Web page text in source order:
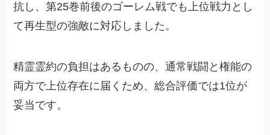
抗し、第25巻前後のゴーレム戦でも上位戦力とし
て再生型の強敵に対応しました。
精霊霊約の負担はあるものの、通常戦闘と権能の
両方で上位存在に届くため、総合評価では1位が
妥当です。